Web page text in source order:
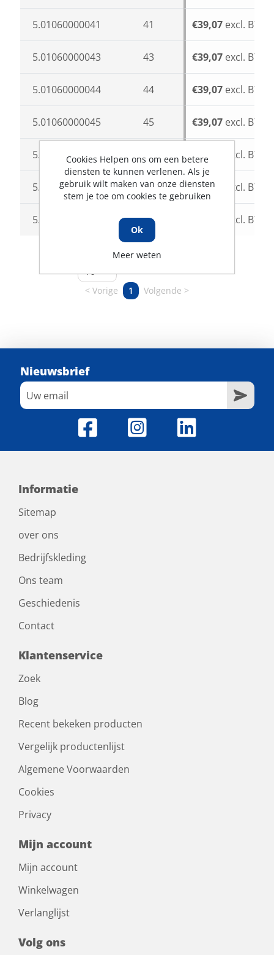
5.01060000041 41 €39,07excl. BTW
5.01060000043 43 €39,07excl. BTW
5.01060000044 44 €39,07excl. BTW
5.01060000045 45 €39,07excl. BTW
5.01060000046 46 €39,07 excl. BTW
5.01060000047 47 €39,07 excl. BTW
5.01060000048 48 excl. BTW
1 tot 10 van 10 resultaten
Vorige
1 Volgende
Nieuwsbrief
Informatie
Sitemap
over ons
Bedrijfskleding
Ons team
Geschiedenis
Contact
Klantenservice
Zoek
Blog
Recent bekeken producten
Vergelijk productenlijst
Algemene Voorwaarden
Cookies
Privacy
Mijn account
Mijn account
Winkelwagen
Verlanglijst
Volg ons
Cookies Helpen ons om een betere
diensten te kunnen verlenen. Als je
gebruik wilt maken van onze diensten
stem je toe om cookies te gebruiken
Ok
Meer weten